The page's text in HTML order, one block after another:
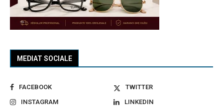
MEDIAT SOCIALE
FACEBOOK
TWITTER
INSTAGRAM
LINKEDIN